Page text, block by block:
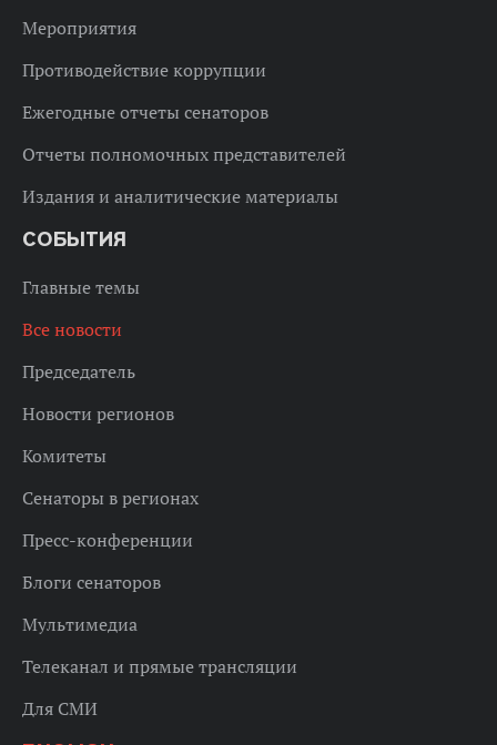
Мероприятия
Противодействие коррупции
Ежегодные отчеты сенаторов
Отчеты полномочных представителей
Издания и аналитические материалы
СОБЫТИЯ
Главные темы
Все новости
Председатель
Новости регионов
Комитеты
Сенаторы в регионах
Пресс-конференции
Блоги сенаторов
Мультимедиа
Телеканал и прямые трансляции
Для СМИ